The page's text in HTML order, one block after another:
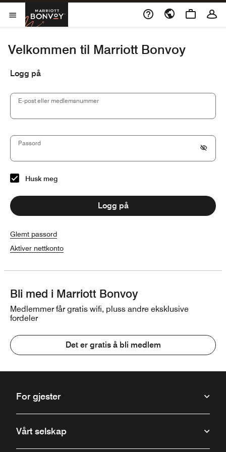
Skip to Content
openMenu
Marriott BonvoyÅpner et nytt vindu
Velkommen til Marriott Bonvoy
Logg på
E-post eller medlemsnummer
Passord
Husk meg
Logg på
Glemt passord
Aktiver nettkonto
Bli med i Marriott Bonvoy
Medlemmer får gratis wifi, pluss andre eksklusive
fordeler
Det er gratis å bli medlem
For gjester
Vårt selskap